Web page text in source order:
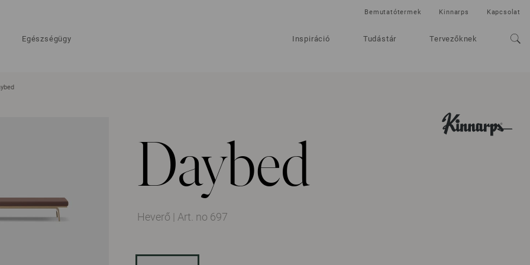
Egészségügy Inspiráció Tudástár Tervezőknek
Bemutatótermek Kinnarps Kapcsolat
Daybed
Heverő | Art. no 697